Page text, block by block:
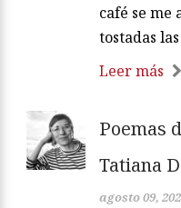
café se me
tostadas
Leer más
Poemas
Tatiana
agosto 09,